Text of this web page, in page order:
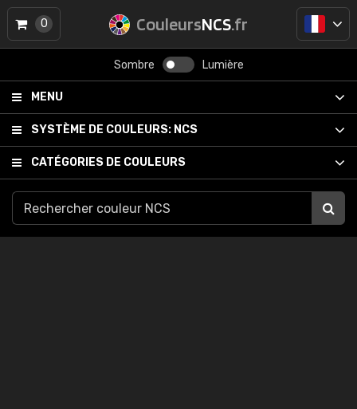
CouleursNCS.fr
Sombre Lumière
MENU
SYSTÈME DE COULEURS: NCS
CATÉGORIES DE COULEURS
0